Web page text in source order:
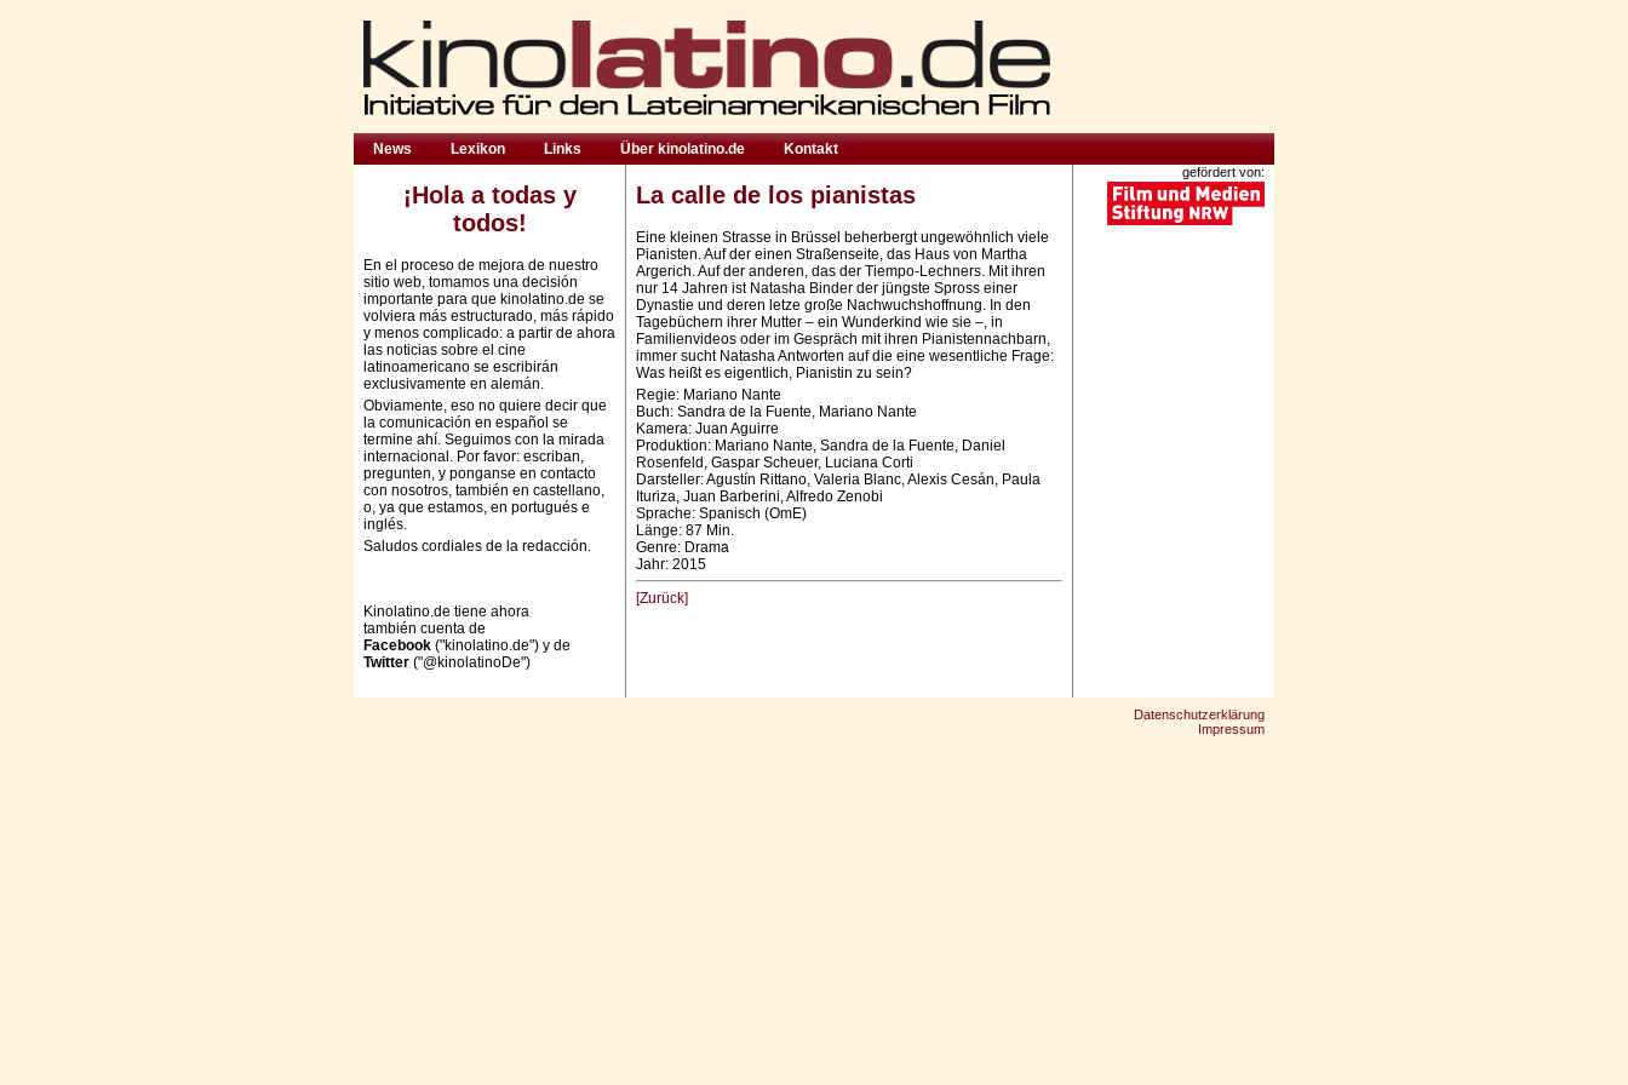
News Lexikon Links Über kinolatino.de Kontakt
¡Hola a todas y
todos!
En el proceso de mejora de nuestro
sitio web, tomamos una decisión
importante para que kinolatino.de se
volviera más estructurado, más rápido
y menos complicado: a partir de ahora
las noticias sobre el cine
latinoamericano se escribirán
exclusivamente en alemán.
Obviamente, eso no quiere decir que
la comunicación en español se
termine ahí. Seguimos con la mirada
internacional. Por favor: escriban,
pregunten, y ponganse en contacto
con nosotros, también en castellano,
o, ya que estamos, en portugués e
inglés.
Saludos cordiales de la redacción.
Kinolatino.de tiene ahora
también cuenta de
Facebook ("kinolatino.de") y de
Twitter ("@kinolatinoDe")
La calle de los pianistas
Eine kleinen Strasse in Brüssel beherbergt ungewöhnlich viele
Pianisten. Auf der einen Straßenseite, das Haus von Martha
Argerich. Auf der anderen, das der Tiempo-Lechners. Mit ihren
nur 14 Jahren ist Natasha Binder der jüngste Spross einer
Dynastie und deren letze große Nachwuchshoffnung. In den
Tagebüchern ihrer Mutter – ein Wunderkind wie sie –, in
Familienvideos oder im Gespräch mit ihren Pianistennachbarn,
immer sucht Natasha Antworten auf die eine wesentliche Frage:
Was heißt es eigentlich, Pianistin zu sein?
Regie: Mariano Nante
Buch: Sandra de la Fuente, Mariano Nante
Kamera: Juan Aguirre
Produktion: Mariano Nante, Sandra de la Fuente, Daniel
Rosenfeld, Gaspar Scheuer, Luciana Corti
Darsteller: Agustín Rittano, Valeria Blanc, Alexis Cesán, Paula
Ituriza, Juan Barberini, Alfredo Zenobi
Sprache: Spanisch (OmE)
Länge: 87 Min.
Genre: Drama
Jahr: 2015
[Zurück]
gefördert von:
Datenschutzerklärung
Impressum